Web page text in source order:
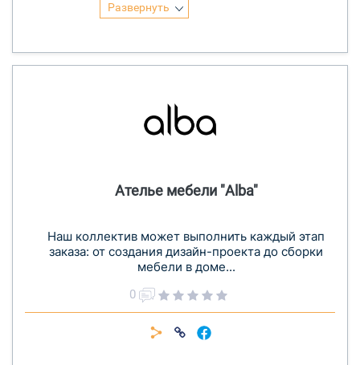
Развернуть
Ателье мебели "Alba"
Наш коллектив может выполнить каждый этап
заказа: от создания дизайн-проекта до сборки
мебели в доме...
0